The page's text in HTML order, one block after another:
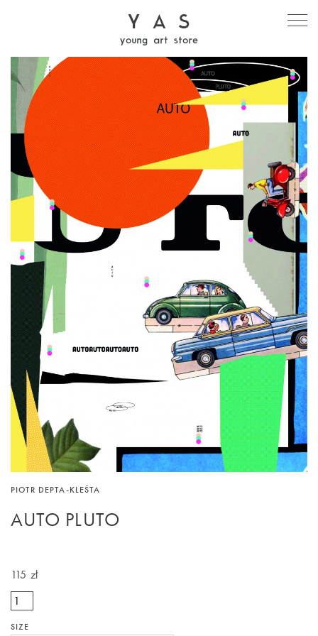
PIOTR DEPTA-KLEŚTA
AUTO PLUTO
115 zł
SIZE